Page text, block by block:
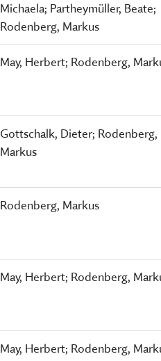
Michaela; Partheymüller, Beate;
Rodenberg, Markus
May, Herbert; Rodenberg,
Gottschalk, Dieter; Rodenberg,
Markus
Rodenberg, Markus
May, Herbert; Rodenberg,
May, Herbert; Rodenberg,